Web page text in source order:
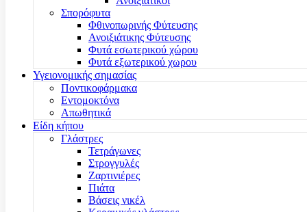
Σπορόφυτα
Φθινοπωρινής Φύτευσης
Ανοιξιάτικης Φύτευσης
Φυτά εσωτερικού χώρου
Φυτά εξωτερικού χωρου
Υγειονομικής σημασίας
Ποντικοφάρμακα
Εντομοκτόνα
Απωθητικά
Είδη κήπου
Γλάστρες
Τετράγωνες
Στρογγυλές
Ζαρτινιέρες
Πιάτα
Βάσεις νικέλ